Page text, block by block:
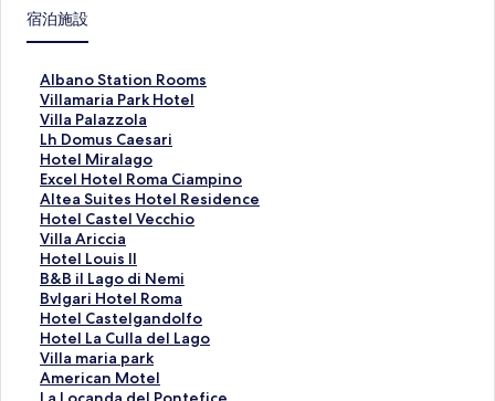
宿泊施設
Albano Station Rooms
A
l
b
a
n
o
S
t
a
t
i
o
n
R
o
o
m
Villamaria Park Hotel
V
i
l
l
a
m
a
r
i
a
P
a
r
k
H
o
Villa Palazzola
V
i
l
l
a
P
a
l
a
z
z
o
l
a
の
Lh Domus Caesari
L
h
D
o
m
u
s
C
a
e
s
a
r
i
Hotel Miralago
H
o
t
e
l
M
i
r
a
l
a
g
o
Excel Hotel Roma Ciampino
E
x
c
e
l
H
o
t
e
l
R
o
Altea Suites Hotel Residence
A
l
t
e
a
S
u
i
t
e
s
Hotel Castel Vecchio
H
o
t
e
l
C
a
s
t
e
Villa Ariccia
V
i
l
l
a
A
r
i
c
Hotel Louis II
H
o
t
e
l
L
o
u
B&B il Lago di Nemi
B
&
B
i
l
L
a
Bvlgari Hotel Roma
B
v
l
g
a
r
Hotel Castelgandolfo
H
o
t
e
l
Hotel La Culla del Lago
H
o
t
e
Villa maria park
V
i
l
American Motel
A
m
L